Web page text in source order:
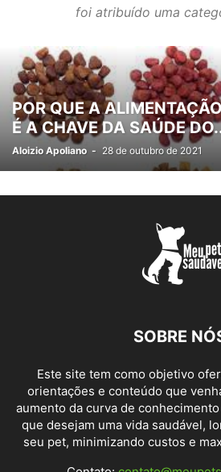
foi atribuído uma
POR QUE A
É A CHAVE DA SAÚDE
Aloizio Apoliano - 28 de outubro de 2021
SOBRE
Este site tem como objetivo
orientações e conteúdo que
aumento da curva de
que desejam uma vida saudável,
seu pet, minimizando custos e